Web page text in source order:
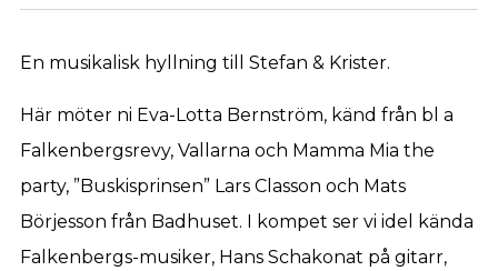
En musikalisk hyllning till Stefan & Krister.
Här möter ni Eva-Lotta Bernström, känd från bl a
Falkenbergsrevy, Vallarna och Mamma Mia the
party, ”Buskisprinsen” Lars Classon och Mats
Börjesson från Badhuset. I kompet ser vi idel kända
Falkenbergs-musiker, Hans Schakonat på gitarr,